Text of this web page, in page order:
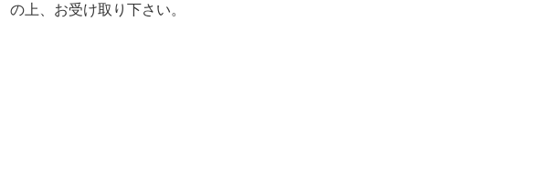
の上、お受け取り下さい。